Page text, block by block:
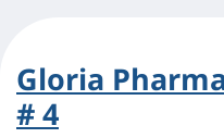
Gloria
# 4